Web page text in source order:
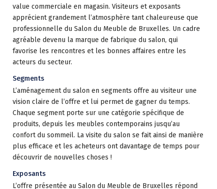
value commerciale en magasin. Visiteurs et exposants
apprécient grandement l’atmosphère tant chaleureuse que
professionnelle du Salon du Meuble de Bruxelles. Un cadre
agréable devenu la marque de fabrique du salon, qui
favorise les rencontres et les bonnes affaires entre les
acteurs du secteur.
Segments
L’aménagement du salon en segments offre au visiteur une
vision claire de l’offre et lui permet de gagner du temps.
Chaque segment porte sur une catégorie spécifique de
produits, depuis les meubles contemporains jusqu’au
confort du sommeil. La visite du salon se fait ainsi de manière
plus efficace et les acheteurs ont davantage de temps pour
découvrir de nouvelles choses !
Exposants
L’offre présentée au Salon du Meuble de Bruxelles répond